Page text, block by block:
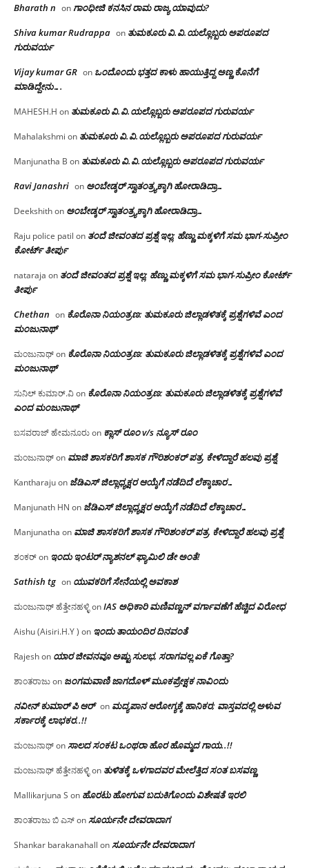
Bharath n onಗಾಂಧೀಜಿ ಕನಸಿನ ರಾಮ ರಾಜ್ಯ ಯಾವುದು?
Shiva kumar Rudrappa on ತುಮಕೂರು‌ ವಿ.ವಿ.ಯಲ್ಲೊಬ್ಬರು ಅಪರೂಪದ
ಗುರುವರ್ಯ
Vijay kumar GR on ಒಂದೊಂದು ಭತ್ತದ ಕಾಳು ಹಾಯುತ್ತಿದ್ದ ಅಣ್ಣ ಕೊನೆಗೆ
ಮಾಡಿದ್ದೇನು….
MAHESH.H on ತುಮಕೂರು‌ ವಿ.ವಿ.ಯಲ್ಲೊಬ್ಬರು ಅಪರೂಪದ ಗುರುವರ್ಯ
Mahalakshmi on ತುಮಕೂರು‌ ವಿ.ವಿ.ಯಲ್ಲೊಬ್ಬರು ಅಪರೂಪದ ಗುರುವರ್ಯ
Manjunatha B on ತುಮಕೂರು‌ ವಿ.ವಿ.ಯಲ್ಲೊಬ್ಬರು ಅಪರೂಪದ ಗುರುವರ್ಯ
Ravi Janashri on ಅಂಬೇಡ್ಕರ್ ಸ್ವಾತಂತ್ರ್ಯಕ್ಕಾಗಿ ಹೋರಾಡಿದ್ರಾ…
Deekshithon ಅಂಬೇಡ್ಕರ್ ಸ್ವಾತಂತ್ರ್ಯಕ್ಕಾಗಿ ಹೋರಾಡಿದ್ರಾ…
Raju police patil on ತಂದೆ ಜೀವಂತದ ಪ್ರಶ್ನೆ ಇಲ್ಲ: ಹೆಣ್ಣು ಮಕ್ಕಳಿಗೆ ಸಮ ಭಾಗ-ಸುಪ್ರೀಂ
ಕೋರ್ಟ್ ತೀರ್ಪು
nataraja on ತಂದೆ ಜೀವಂತದ ಪ್ರಶ್ನೆ ಇಲ್ಲ: ಹೆಣ್ಣು ಮಕ್ಕಳಿಗೆ ಸಮ ಭಾಗ-ಸುಪ್ರೀಂ ಕೋರ್ಟ್
ತೀರ್ಪು
Chethan on ಕೊರೊನಾ ನಿಯಂತ್ರಣ: ತುಮಕೂರು ಜಿಲ್ಲಾಡಳಿತಕ್ಕೆ ಪ್ರಶ್ನೆಗಳಿವೆ ಎಂದ
ಮಂಜು‌ನಾಥ್
ಮಂಜುನಾಥ್on ಕೊರೊನಾ ನಿಯಂತ್ರಣ: ತುಮಕೂರು ಜಿಲ್ಲಾಡಳಿತಕ್ಕೆ ಪ್ರಶ್ನೆಗಳಿವೆ ಎಂದ
ಮಂಜು‌ನಾಥ್
ಸುನಿಲ್ ಕುಮಾರ್.ವಿon ಕೊರೊನಾ ನಿಯಂತ್ರಣ: ತುಮಕೂರು ಜಿಲ್ಲಾಡಳಿತಕ್ಕೆ ಪ್ರಶ್ನೆಗಳಿವೆ
ಎಂದ ಮಂಜು‌ನಾಥ್
ಬಸವರಾಜ್ ಹೇಮನೂರುon ಕ್ಲಾಸ್ ರೂಂ v/s ನ್ಯೂಸ್ ರೂಂ
ಮಂಜುನಾಥ್on ಮಾಜಿ ಶಾಸಕರಿಗೆ ಶಾಸಕ ಗೌರಿಶಂಕರ್ ಪತ್ರ, ಕೇಳಿದ್ದಾರೆ ಹಲವು ಪ್ರಶ್ನೆ
Kantharajuon ಜೆಡಿಎಸ್ ಜಿಲ್ಲಾಧ್ಯಕ್ಷರ ಆಯ್ಕೆಗೆ ನಡೆದಿದೆ ಲೆಕ್ಕಾಚಾರ…
Manjunath HN on ಜೆಡಿಎಸ್ ಜಿಲ್ಲಾಧ್ಯಕ್ಷರ ಆಯ್ಕೆಗೆ ನಡೆದಿದೆ ಲೆಕ್ಕಾಚಾರ…
Manjunatha on ಮಾಜಿ ಶಾಸಕರಿಗೆ ಶಾಸಕ ಗೌರಿಶಂಕರ್ ಪತ್ರ, ಕೇಳಿದ್ದಾರೆ ಹಲವು ಪ್ರಶ್ನೆ
ಶಂಕರ್on ಇಂದು ಇಂಟರ್ ನ್ಯಾಶನಲ್ ಫ್ಯಾಮಿಲಿ ಡೇ ಅಂತೆ!
Sathish tg on ಯುವಕರಿಗೆ ಸೇನೆಯಲ್ಲಿ ಅವಕಾಶ
ಮಂಜುನಾಥ್ ಹೆತ್ತೇನಹಳ್ಳಿonIAS ಅಧಿಕಾರಿ ಮಣಿವಣ್ಣನ್ ವರ್ಗಾವಣೆಗೆ ಹೆಚ್ಚಿದ‌ ವಿರೋಧ
Aishu (Aisiri.H.Y ) on ಇಂದು ತಾಯಂದಿರ ದಿನವಂತೆ
Rajeshon ಯಾರ ಜೀವನವೂ ಅಷ್ಟು ಸುಲಭ, ಸರಾಗವಲ್ಲ ಏಕೆ ಗೊತ್ತಾ?
ಶಾಂತರಾಜುon ಜಂಗಮವಾಣಿ ಜಾಗದೊಳ್ ಮೂಕಪ್ರೇಕ್ಷಕ ನಾವಿಂದು
ನವೀನ್ ಕುಮಾರ್ ಪಿ ಆರ್ on ಮದ್ಯಪಾನ ಆರೋಗ್ಯಕ್ಕೆ ಹಾನಿಕರ; ವಾಸ್ತವದಲ್ಲಿ ಅಳುವ
ಸರ್ಕಾರಕ್ಕೆ ಲಾಭಕರ..!!
ಮಂಜುನಾಥ್onಸಾಲದ ಸಂಕಟ ಒಂಥರಾ ಹೊರ ಹೊಮ್ಮದ ಗಾಯ..!!
ಮಂಜುನಾಥ್ ಹೆತ್ತೇನಹಳ್ಳಿon ತುಳಿತಕ್ಕೆ ಒಳಗಾದವರ ಮೇಲೆತ್ತಿದ ಸಂತ ಬಸವಣ್ಣ
Mallikarjuna S on ಹೊರಟು ಹೋಗುವ ಬದುಕಿಗೊಂದು ವಿಶೇಷತೆ ಇರಲಿ
ಶಾಂತರಾಜು ಬಿ ಎಸ್onಸೂರ್ಯನೇ ದೇವರಾದಾಗ
Shankar barakanahall onಸೂರ್ಯನೇ ದೇವರಾದಾಗ